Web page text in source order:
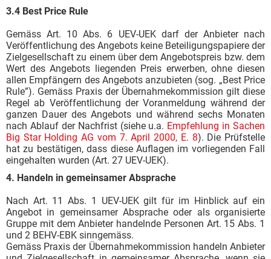
3.4 Best Price Rule
Gemäss Art. 10 Abs. 6 UEV-UEK darf der Anbieter nach
Veröffentlichung des Angebots keine Beteiligungspapiere der
Zielgesellschaft zu einem über dem Angebotspreis bzw. dem
Wert des Angebots liegenden Preis erwerben, ohne diesen
allen Empfängern des Angebots anzubieten (sog. „Best Price
Rule”). Gemäss Praxis der Übernahmekommission gilt diese
Regel ab Veröffentlichung der Voranmeldung während der
ganzen Dauer des Angebots und während sechs Monaten
nach Ablauf der Nachfrist (siehe u.a. Empfehlung in Sachen
Big Star Holding AG vom 7. April 2000, E. 8). Die Prüfstelle
hat zu bestätigen, dass diese Auflagen im vorliegenden Fall
eingehalten wurden (Art. 27 UEV-UEK).
4. Handeln in gemeinsamer Absprache
Nach Art. 11 Abs. 1 UEV-UEK gilt für im Hinblick auf ein
Angebot in gemeinsamer Absprache oder als organisierte
Gruppe mit dem Anbieter handelnde Personen Art. 15 Abs. 1
und 2 BEHV-EBK sinngemäss.
Gemäss Praxis der Übernahmekommission handeln Anbieter